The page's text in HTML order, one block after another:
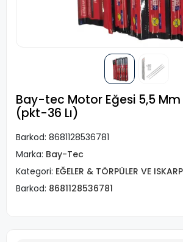
Bay-tec Motor Eğesi 5,5 Mm
(pkt-36 Lı)
Barkod: 8681128536781
Marka: Bay-Tec
Kategori: EĞELER & TÖRPÜLER VE
Barkod: 8681128536781